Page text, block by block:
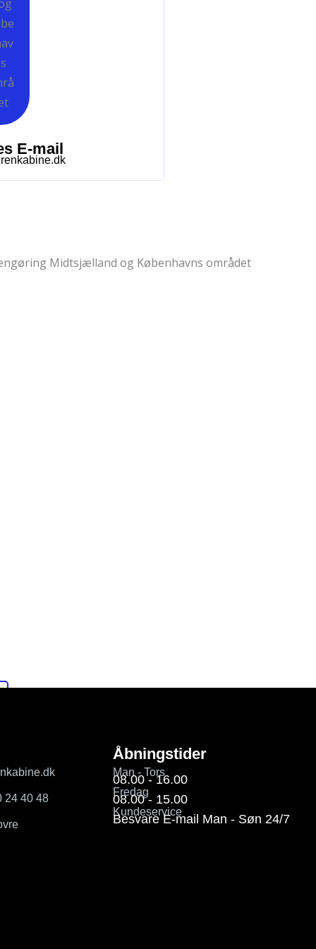
E-mail
24 40 48
Åbningstider
Man - Tors
08.00 - 16.00
Fredag
08.00 - 15.00
Kundeservice
Besvare E-mail Man - Søn 24/7